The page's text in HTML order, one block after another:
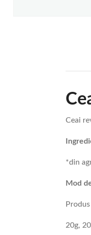
Ceai
*din
Mod
20g,